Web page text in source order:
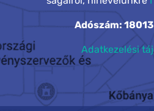
Adószám:
Adatkezelési